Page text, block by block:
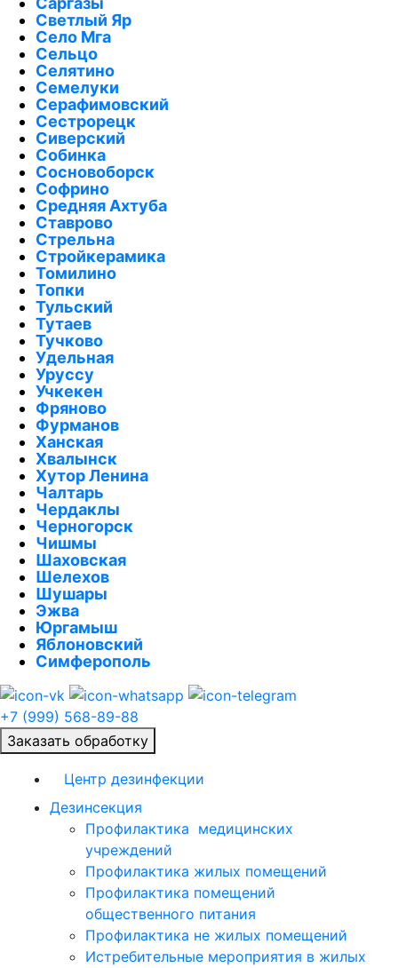
Светлый Яр
Село Мга
Сельцо
Селятино
Семелуки
Серафимовский
Сестрорецк
Сиверский
Собинка
Сосновоборск
Софрино
Средняя Ахтуба
Ставрово
Стрельна
Стройкерамика
Томилино
Топки
Тульский
Тутаев
Тучково
Удельная
Уруссу
Учкекен
Фряново
Фурманов
Ханская
Хвалынск
Хутор Ленина
Чалтарь
Чердаклы
Черногорск
Чишмы
Шаховская
Шелехов
Шушары
Эжва
Юргамыш
Яблоновский
Симферополь
+7 (999) 568-89-88
Заказать обработку
Центр дезинфекции
Дезинсекция
Профилактика медицинских
учреждений
Профилактика жилых помещений
Профилактика помещений
общественного питания
Профилактика не жилых помещений
Истребительные мероприятия в жилых